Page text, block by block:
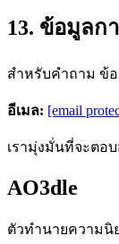
13. ข้อมูลก
สำหรับคำถาม ข้อ
อีเมล: [email
เรามุ่งมั่นที่จะตอ
AO3dle
ตัวทำนายความ